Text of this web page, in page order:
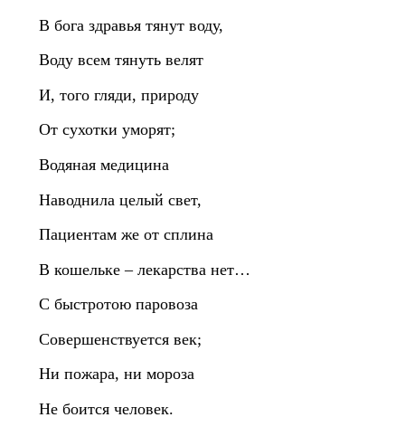
В бога здравья тянут воду,
Воду всем тянуть велят
И, того гляди, природу
От сухотки уморят;
Водяная медицина
Наводнила целый свет,
Пациентам же от сплина
В кошельке – лекарства нет…
С быстротою паровоза
Совершенствуется век;
Ни пожара, ни мороза
Не боится человек.